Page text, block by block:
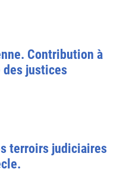
Contribution à
des justices
terroirs judiciaires